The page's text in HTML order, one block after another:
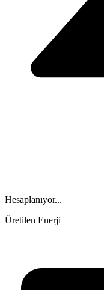
Hesaplanıyor...
Üretilen Enerji